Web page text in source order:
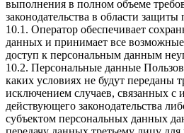
выполнения в полном объеме
законодательства в области
10.1. Оператор обеспечивает
данных и принимает все
доступ к персональным данным
10.2. Персональные данные
каких условиях не будут переданы
исключением случаев, связанных с
действующего законодательства
субъектом персональных данных